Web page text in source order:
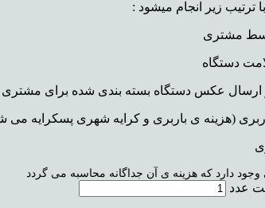
زیر انجام میشود :
وجود دارد که هزینه ی آن جداگانه محاسبه می گردد